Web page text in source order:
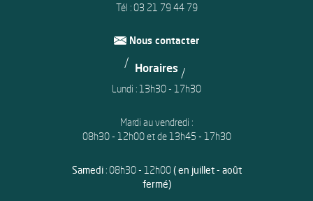
Tél :03 21 79 44 79
Nous contacter
Horaires
Lundi : 13h30 - 17h30
Mardi au vendredi :
08h30 - 12h00 et de 13h45 - 17h30
Samedi: 08h30 - 12h00( en juillet - août
fermé)